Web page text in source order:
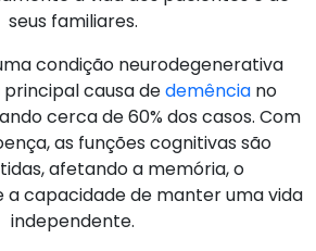
seus familiares.
condição neurodegenerativa
causa dedemência no
cerca de 60% dos casos. Com
as funções cognitivas são
afetando a memória, o
capacidade de manter uma vida
independente.